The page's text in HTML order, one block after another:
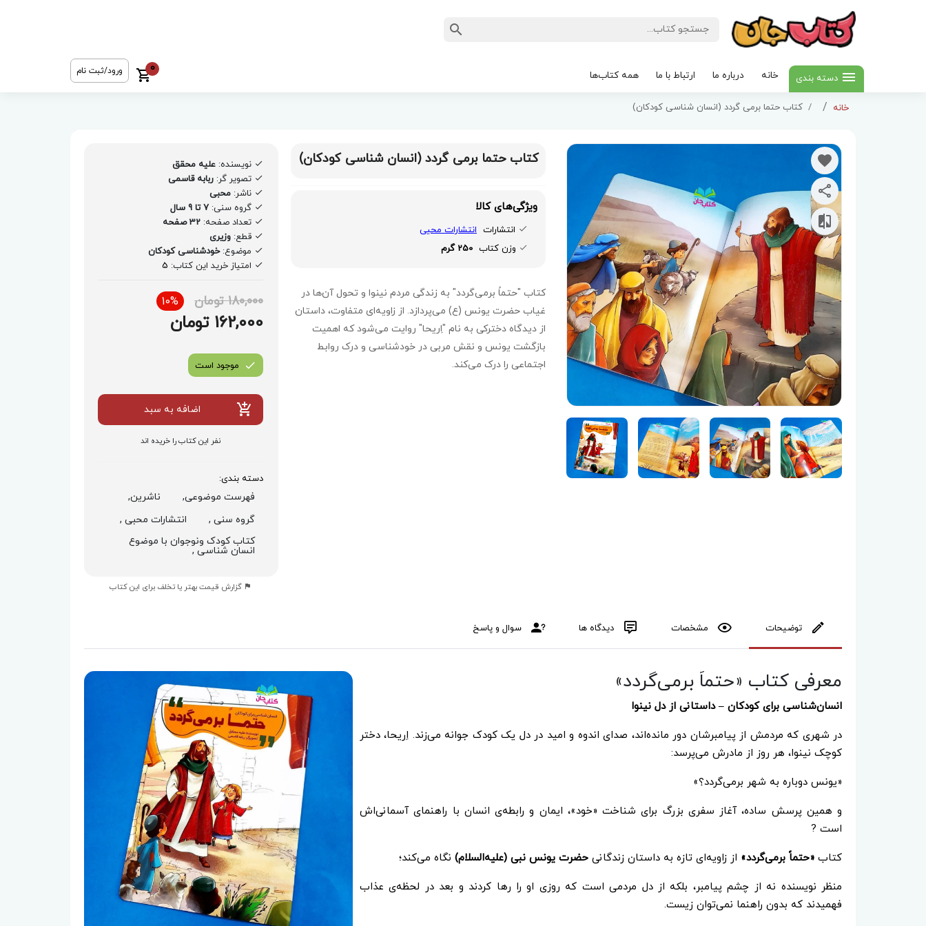
دسته بندی خانه درباره ما ارتباط با ما همه کتاب‌ها
0 ورود/ثبت نام
خانه کتاب حتما برمی گردد (انسان شناسی کودکان)
کتاب حتما برمی گردد (انسان شناسی کودکان)
ویژگی‌های کالا
انتشارات انتشارات محیی
وزن کتاب 250 گرم
کتاب "حتماً برمی‌گردد" به زندگی مردم نینوا و تحول آن‌ها در
غیاب حضرت یونس (ع) می‌پردازد. از زاویه‌ای متفاوت، داستان
از دیدگاه دخترکی به نام "اِریحا" روایت می‌شود که اهمیت
بازگشت یونس و نقش مربی در خودشناسی و درک روابط
اجتماعی را درک می‌کند.
نویسنده: علیه محقق
تصویر گر: ربابه قاسمی
ناشر: محبی
گروه سنی: 7 تا 9 سال
تعداد صفحه: 32 صفحه
قطع: وزیری
موضوع:خودشناسی کودکان
امتیاز خرید این کتاب: 5
180,000 تومان 10%
162,000 تومان
موجود است
اضافه به سبد
نفر این کتاب را خریده اند
دسته بندی:
فهرست موضوعی,
ناشرین,
گروه سنی ,
انتشارات محبی ,
کتاب کودک ونوجوان با موضوع
انسان شناسی ,
گزارش قیمت بهتر یا تخلف برای این کتاب
توضیحات مشخصات دیدگاه ها سوال و پاسخ
معرفی کتاب «حتماً برمی‌گردد»
انسان‌شناسی برای کودکان – داستانی از دل نینوا
در شهری که مردمش از پیامبرشان دور مانده‌اند، صدای اندوه و امید در دل یک کودک جوانه می‌زند. اِریحا، دختر
کوچک نینوا، هر روز از مادرش می‌پرسد:
«یونس دوباره به شهر برمی‌گردد؟»
و همین پرسش ساده، آغاز سفری بزرگ برای شناخت «خود»، ایمان و رابطه‌ی انسان با راهنمای آسمانی‌اش
است ?
کتاب «حتماً برمی‌گردد» از زاویه‌ای تازه به داستان زندگانی حضرت یونس نبی (علیه‌السلام) نگاه می‌کند؛
منظر نویسنده نه از چشم پیامبر، بلکه از دل مردمی است که روزی او را رها کردند و بعد در لحظه‌ی عذاب
فهمیدند که بدون راهنما نمی‌توان زیست.